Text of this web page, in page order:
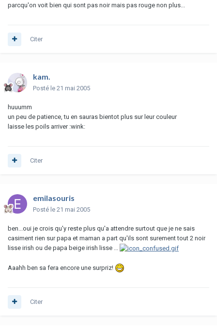
parcqu'on voit bien qui sont pas noir mais pas rouge non plus...
Citer
kam.
Posté le 21 mai 2005
huuumm
un peu de patience, tu en sauras bientot plus sur leur couleur
laisse les poils arriver :wink:
Citer
emilasouris
Posté le 21 mai 2005
ben...oui je crois qu'y reste plus qu'a attendre surtout que je ne sais
casiment rien sur papa et maman a part qu'ils sont surement tout 2 noir
lisse irish ou de papa beige irish lisse ...
Aaahh ben sa fera encore une surpriz!
Citer